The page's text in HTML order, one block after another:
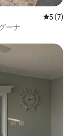
レビュー
5 (7)
ーナ